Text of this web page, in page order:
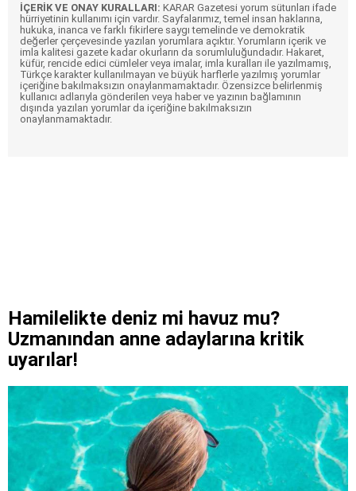
İÇERİK VE ONAY KURALLARI: KARAR Gazetesi yorum sütunları ifade
hürriyetinin kullanımı için vardır. Sayfalarımız, temel insan haklarına,
hukuka, inanca ve farklı fikirlere saygı temelinde ve demokratik
değerler çerçevesinde yazılan yorumlara açıktır. Yorumların içerik ve
imla kalitesi gazete kadar okurların da sorumluluğundadır. Hakaret,
küfür, rencide edici cümleler veya imalar, imla kuralları ile yazılmamış,
Türkçe karakter kullanılmayan ve büyük harflerle yazılmış yorumlar
içeriğine bakılmaksızın onaylanmamaktadır. Özensizce belirlenmiş
kullanıcı adlarıyla gönderilen veya haber ve yazının bağlamının
dışında yazılan yorumlar da içeriğine bakılmaksızın
onaylanmamaktadır.
Hamilelikte deniz mi havuz mu?
Uzmanından anne adaylarına kritik
uyarılar!